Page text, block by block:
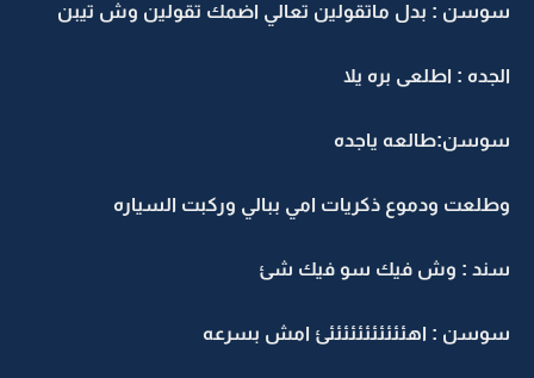
سوسن : بدل ماتقولين تعالي اضمك تقولين وش تيبن
الجده : اطلعى بره يلا
سوسن:طالعه ياجده
وطلعت ودموع ذكريات امي ببالي وركبت السياره
سند : وش فيك سو فيك شئ
سوسن : اهئئئئئئئئئئئئ امش بسرعه